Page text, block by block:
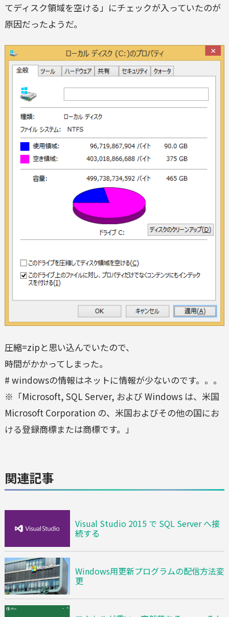
てディスク領域を空ける」にチェックが入っていたのが
原因だったようだ。
圧縮=zipと思い込んでいたので、
時間がかかってしまった。
# windowsの情報はネットに情報が少ないのです。。。
※「Microsoft, SQL Server, および Windows は、米国
Microsoft Corporation の、米国およびその他の国にお
ける登録商標または商標です。」
関連記事
Visual Studio 2015 で SQL Server へ接
続する
Windows用更新プログラムの配信方法変
更